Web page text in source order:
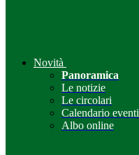
Novità
Panoramica
Le notizie
Le circolari
Calendario eventi
Albo online